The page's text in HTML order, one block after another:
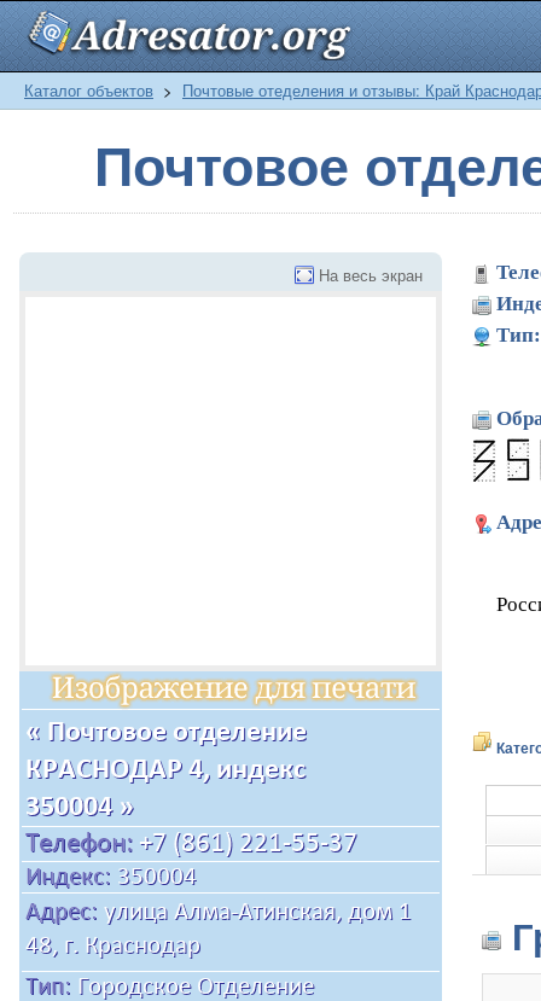
Каталог объектов > Почтовые отеделения и отзывы: Край
Почтовое
На весь экран
Тип: